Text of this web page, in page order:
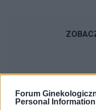
Forum
Personal Information